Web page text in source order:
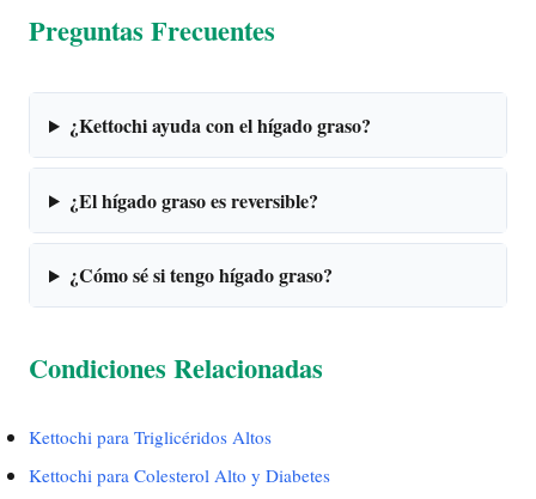
Preguntas Frecuentes
¿Kettochi ayuda con el hígado graso?
¿El hígado graso es reversible?
¿Cómo sé si tengo hígado graso?
Condiciones Relacionadas
Kettochi para Triglicéridos Altos
Kettochi para Colesterol Alto y Diabetes